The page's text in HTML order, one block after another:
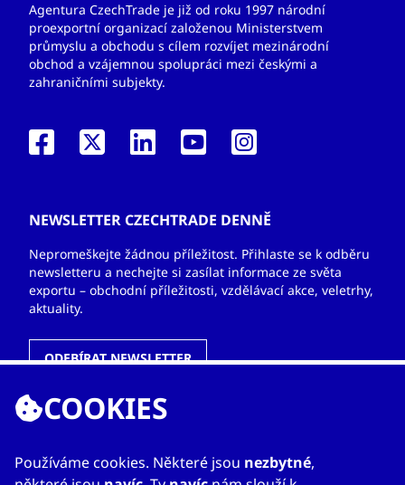
Agentura CzechTrade je již od roku 1997 národní
proexportní organizací založenou Ministerstvem
průmyslu a obchodu s cílem rozvíjet mezinárodní
obchod a vzájemnou spolupráci mezi českými a
zahraničními subjekty.
NEWSLETTER CZECHTRADE DENNĚ
Nepromeškejte žádnou příležitost. Přihlaste se k odběru
newsletteru a nechejte si zasílat informace ze světa
exportu – obchodní příležitosti, vzdělávací akce, veletrhy,
aktuality.
ODEBÍRAT NEWSLETTER
ODKAZY
COOKIES
Používáme cookies. Některé jsou nezbytné,